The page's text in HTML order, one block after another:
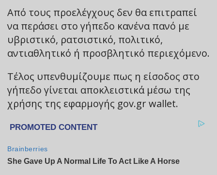
Από τους προελέγχους δεν θα επιτραπεί
να περάσει στο γήπεδο κανένα πανό με
υβριστικό, ρατσιστικό, πολιτικό,
αντιαθλητικό ή προσβλητικό περιεχόμενο.
Τέλος υπενθυμίζουμε πως η είσοδος στο
γήπεδο γίνεται αποκλειστικά μέσω της
χρήσης της εφαρμογής gov.gr wallet.